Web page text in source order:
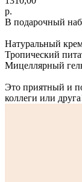
р.
В подарочный
Натуральный
Тропический
Мицеллярный
Это приятный и
коллеги или